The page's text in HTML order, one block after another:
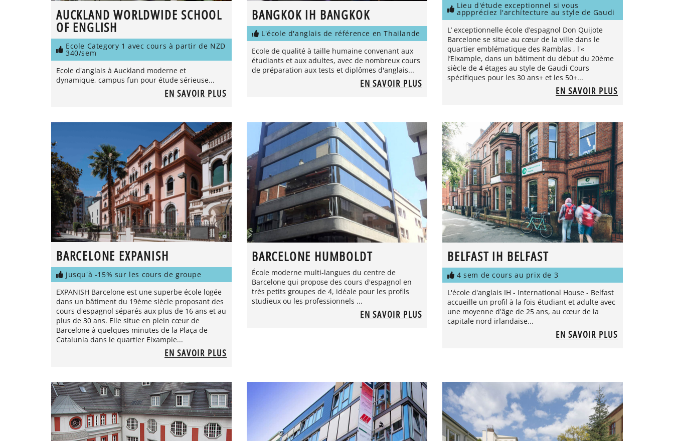
AUCKLAND WORLDWIDE SCHOOL
OF ENGLISH
Ecole Category 1 avec cours à partir de NZD
340/sem
Ecole d'anglais à Auckland moderne et
dynamique, campus fun pour étude sérieuse...
EN SAVOIR PLUS
BANGKOK IH BANGKOK
L'école d'anglais de référence en Thailande
Ecole de qualité à taille humaine convenant aux
étudiants et aux adultes, avec de nombreux cours
de préparation aux tests et diplômes d'anglais...
EN SAVOIR PLUS
Lieu d'étude exceptionnel si vous
apppréciez l'architecture au style de Gaudi
L’ exceptionnelle école d’espagnol Don Quijote
Barcelone se situe au cœur de la ville dans le
quartier emblématique des Ramblas , l'«
l’Eixample, dans un bâtiment du début du 20ème
siècle de 4 étages au style de Gaudi Cours
spécifiques pour les 30 ans+ et les 50+...
EN SAVOIR PLUS
BARCELONE EXPANISH
jusqu'à -15% sur les cours de groupe
EXPANISH Barcelone est une superbe école logée
dans un bâtiment du 19ème siècle proposant des
cours d'espagnol séparés aux plus de 16 ans et au
plus de 30 ans. Elle situe en plein cœur de
Barcelone à quelques minutes de la Plaça de
Catalunia dans le quartier Eixample...
EN SAVOIR PLUS
BARCELONE HUMBOLDT
École moderne multi-langues du centre de
Barcelone qui propose des cours d'espagnol en
très petits groupes de 4, idéale pour les profils
studieux ou les professionnels ...
EN SAVOIR PLUS
BELFAST IH BELFAST
4 sem de cours au prix de 3
L'école d'anglais IH - International House - Belfast
accueille un profil à la fois étudiant et adulte avec
une moyenne d'âge de 25 ans, au cœur de la
capitale nord irlandaise...
EN SAVOIR PLUS